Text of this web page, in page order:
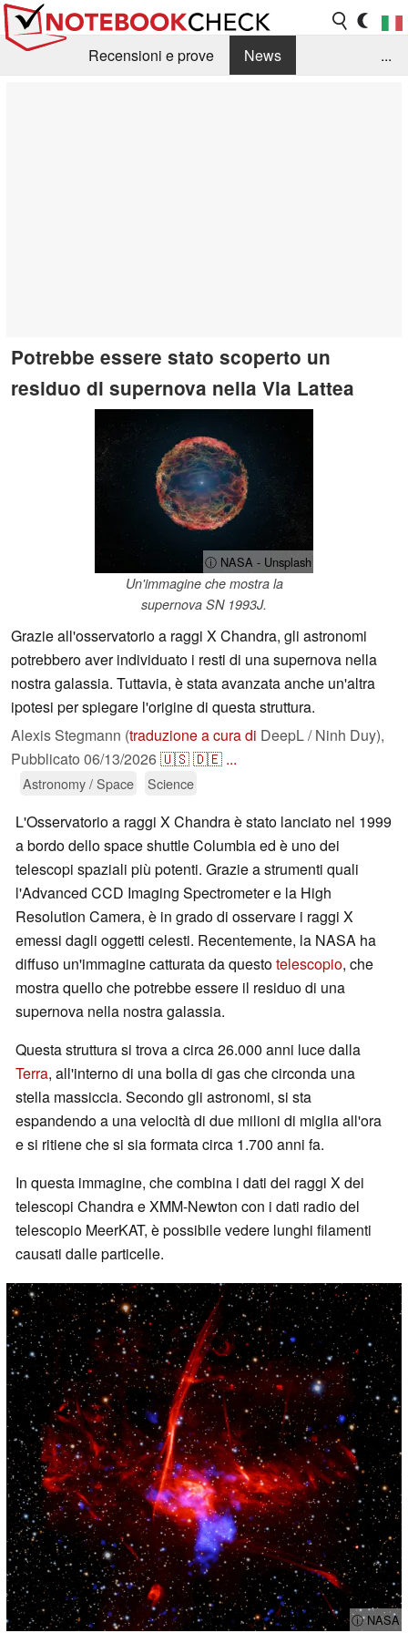
Recensioni e prove
News
...
Potrebbe essere stato scoperto un
residuo di supernova nella Via Lattea
ⓘ NASA - Unsplash
Un'immagine che mostra la
supernova SN 1993J.
Grazie all'osservatorio a raggi X Chandra, gli astronomi
potrebbero aver individuato i resti di una supernova nella
nostra galassia. Tuttavia, è stata avanzata anche un'altra
ipotesi per spiegare l'origine di questa struttura.
Alexis Stegmann (traduzione a cura di DeepL / Ninh Duy),
Pubblicato 06/13/2026🇺🇸🇩🇪 ...
Astronomy / Space Science
L'Osservatorio a raggi X Chandra è stato lanciato nel 1999
a bordo dello space shuttle Columbia ed è uno dei
telescopi spaziali più potenti. Grazie a strumenti quali
l'Advanced CCD Imaging Spectrometer e la High
Resolution Camera, è in grado di osservare i raggi X
emessi dagli oggetti celesti. Recentemente, la NASA ha
diffuso un'immagine catturata da questotelescopio, che
mostra quello che potrebbe essere il residuo di una
supernova nella nostra galassia.
Questa struttura si trova a circa 26.000 anni luce dalla
Terra, all'interno di una bolla di gas che circonda una
stella massiccia. Secondo gli astronomi, si sta
espandendo a una velocità di due milioni di miglia all'ora
e si ritiene che si sia formata circa 1.700 anni fa.
In questa immagine, che combina i dati dei raggi X dei
telescopi Chandra e XMM-Newton con i dati radio del
telescopio MeerKAT, è possibile vedere lunghi filamenti
causati dalle particelle.
ⓘ NASA